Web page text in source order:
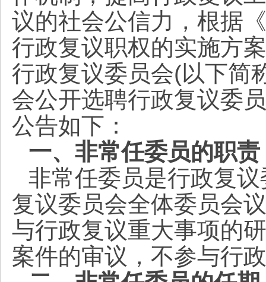
议的社会公信力，根据
行政复议职权的实施方
行政复议委员会(以下简
会公开选聘行政复议委
公告如下：
一、非常任委员的职责
非常任委员是行政复
复议委员会全体委员会
与行政复议重大事项的
案件的审议，不参与行